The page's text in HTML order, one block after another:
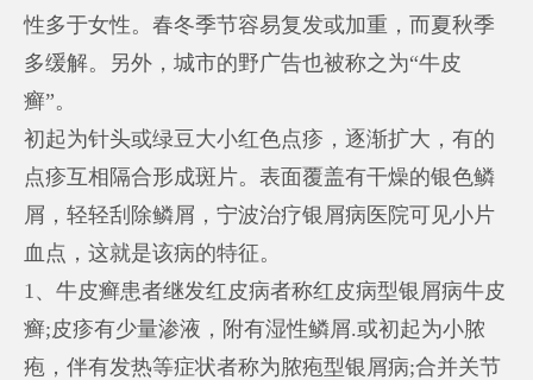
性多于女性。春冬季节容易复发或加重，而夏秋季
多缓解。另外，城市的野广告也被称之为“牛皮
癣”。
初起为针头或绿豆大小红色点疹，逐渐扩大，有的
点疹互相隔合形成斑片。表面覆盖有干燥的银色鳞
屑，轻轻刮除鳞屑，宁波治疗银屑病医院可见小片
血点，这就是该病的特征。
1、牛皮癣患者继发红皮病者称红皮病型银屑病牛皮
癣;皮疹有少量渗液，附有湿性鳞屑.或初起为小脓
疱，伴有发热等症状者称为脓疱型银屑病;合并关节